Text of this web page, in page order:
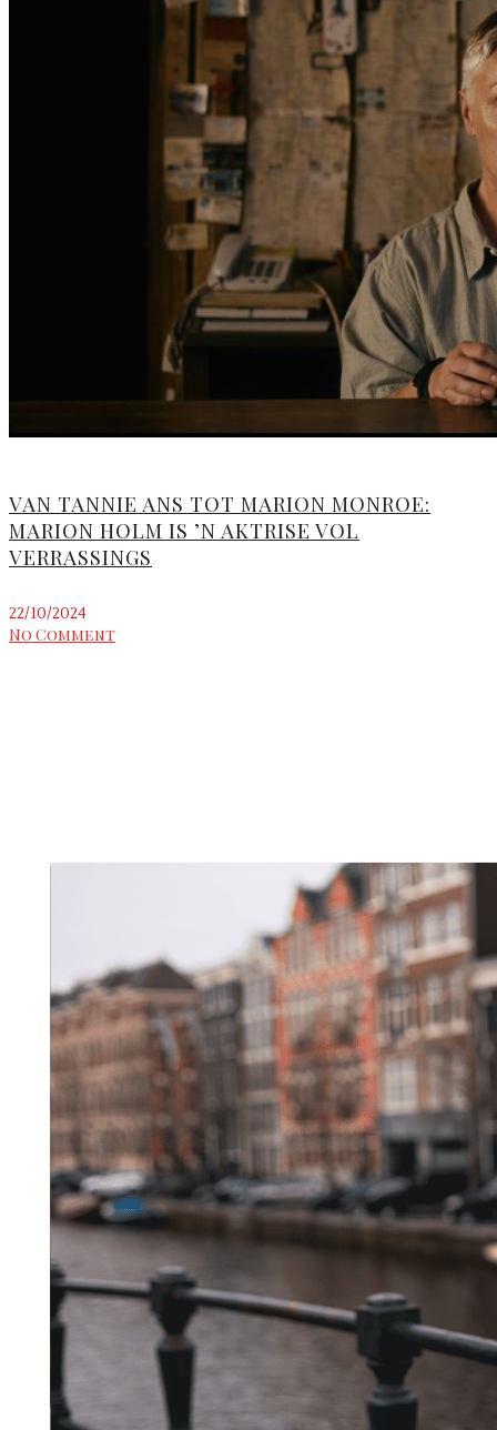
VAN TANNIE ANS TOT MARION MONROE:
MARION HOLM IS ’N AKTRISE VOL
VERRASSINGS
22/10/2024
No Comment